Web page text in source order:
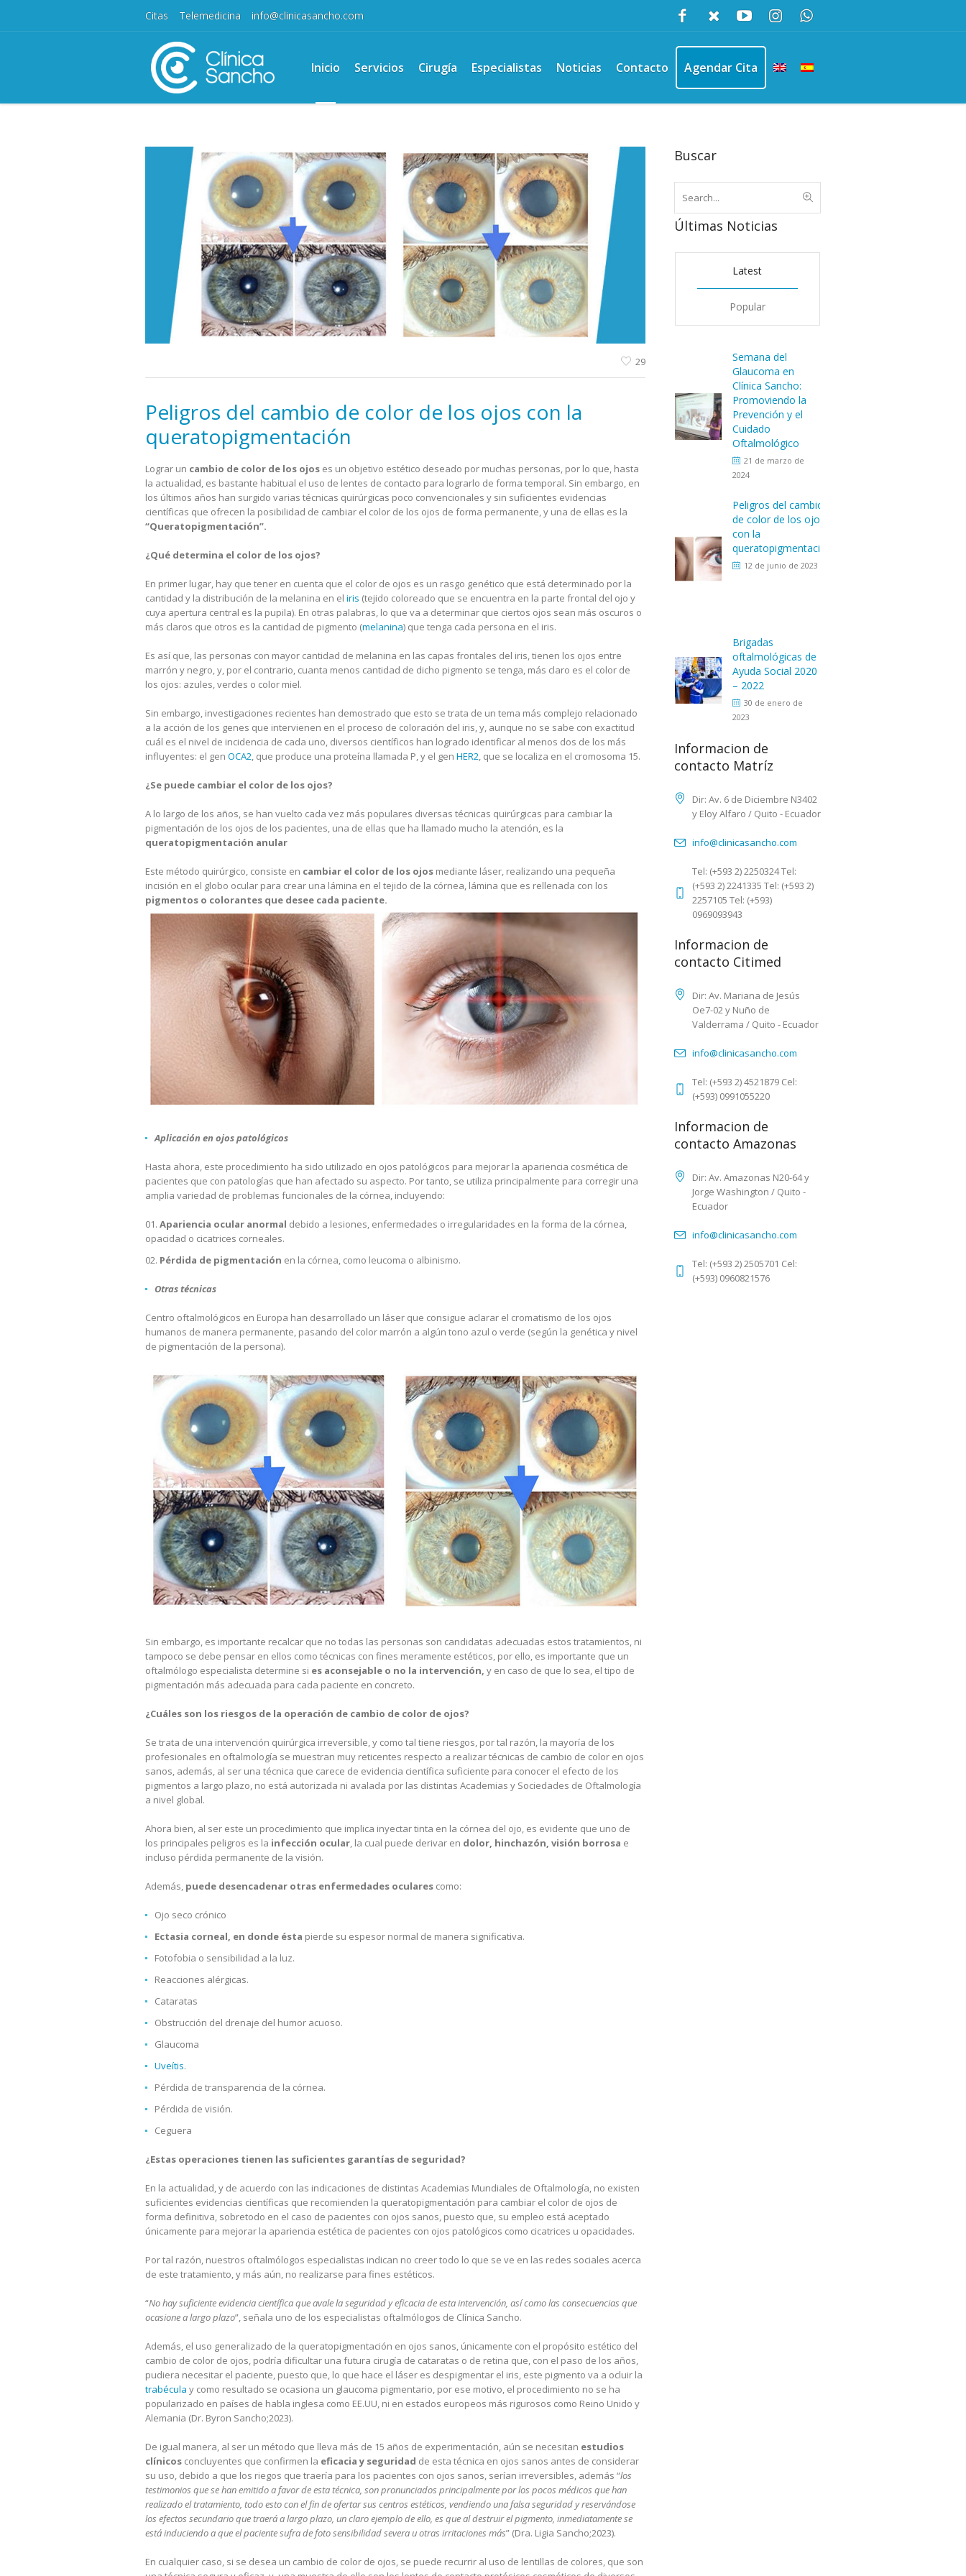
Citas Telemedicina info@clinicasancho.com
Inicio Servicios Cirugía Especialistas Noticias Contacto Agendar Cita
29
Peligros del cambio de color de los ojos con la
queratopigmentación
Lograr un cambio de color de los ojos es un objetivo estético deseado por muchas personas, por lo que, hasta
la actualidad, es bastante habitual el uso de lentes de contacto para lograrlo de forma temporal. Sin embargo, en
los últimos años han surgido varias técnicas quirúrgicas poco convencionales y sin suficientes evidencias
científicas que ofrecen la posibilidad de cambiar el color de los ojos de forma permanente, y una de ellas es la
“Queratopigmentación”.
¿Qué determina el color de los ojos?
En primer lugar, hay que tener en cuenta que el color de ojos es un rasgo genético que está determinado por la
cantidad y la distribución de la melanina en el iris (tejido coloreado que se encuentra en la parte frontal del ojo y
cuya apertura central es la pupila). En otras palabras, lo que va a determinar que ciertos ojos sean más oscuros o
más claros que otros es la cantidad de pigmento (melanina) que tenga cada persona en el iris.
Es así que, las personas con mayor cantidad de melanina en las capas frontales del iris, tienen los ojos entre
marrón y negro, y, por el contrario, cuanta menos cantidad de dicho pigmento se tenga, más claro es el color de
los ojos: azules, verdes o color miel.
Sin embargo, investigaciones recientes han demostrado que esto se trata de un tema más complejo relacionado
a la acción de los genes que intervienen en el proceso de coloración del iris, y, aunque no se sabe con exactitud
cuál es el nivel de incidencia de cada uno, diversos científicos han logrado identificar al menos dos de los más
influyentes: el gen OCA2, que produce una proteína llamada P, y el gen HER2, que se localiza en el cromosoma 15.
¿Se puede cambiar el color de los ojos?
A lo largo de los años, se han vuelto cada vez más populares diversas técnicas quirúrgicas para cambiar la
pigmentación de los ojos de los pacientes, una de ellas que ha llamado mucho la atención, es la
queratopigmentación anular
Este método quirúrgico, consiste en cambiar el color de los ojos mediante láser, realizando una pequeña
incisión en el globo ocular para crear una lámina en el tejido de la córnea, lámina que es rellenada con los
pigmentos o colorantes que desee cada paciente.
Aplicación en ojos patológicos
Hasta ahora, este procedimiento ha sido utilizado en ojos patológicos para mejorar la apariencia cosmética de
pacientes que con patologías que han afectado su aspecto. Por tanto, se utiliza principalmente para corregir una
amplia variedad de problemas funcionales de la córnea, incluyendo:
Apariencia ocular anormal debido a lesiones, enfermedades o irregularidades en la forma de la córnea,
opacidad o cicatrices corneales.
Pérdida de pigmentación en la córnea, como leucoma o albinismo.
Otras técnicas
Centro oftalmológicos en Europa han desarrollado un láser que consigue aclarar el cromatismo de los ojos
humanos de manera permanente, pasando del color marrón a algún tono azul o verde (según la genética y nivel
de pigmentación de la persona).
Sin embargo, es importante recalcar que no todas las personas son candidatas adecuadas estos tratamientos, ni
tampoco se debe pensar en ellos como técnicas con fines meramente estéticos, por ello, es importante que un
oftalmólogo especialista determine si es aconsejable o no la intervención, y en caso de que lo sea, el tipo de
pigmentación más adecuada para cada paciente en concreto.
¿Cuáles son los riesgos de la operación de cambio de color de ojos?
Se trata de una intervención quirúrgica irreversible, y como tal tiene riesgos, por tal razón, la mayoría de los
profesionales en oftalmología se muestran muy reticentes respecto a realizar técnicas de cambio de color en ojos
sanos, además, al ser una técnica que carece de evidencia científica suficiente para conocer el efecto de los
pigmentos a largo plazo, no está autorizada ni avalada por las distintas Academias y Sociedades de Oftalmología
a nivel global.
Ahora bien, al ser este un procedimiento que implica inyectar tinta en la córnea del ojo, es evidente que uno de
los principales peligros es la infección ocular, la cual puede derivar en dolor, hinchazón, visión borrosa e
incluso pérdida permanente de la visión.
Además, puede desencadenar otras enfermedades oculares como:
Ojo seco crónico
Ectasia corneal, en donde ésta pierde su espesor normal de manera significativa.
Fotofobia o sensibilidad a la luz.
Reacciones alérgicas.
Cataratas
Obstrucción del drenaje del humor acuoso.
Glaucoma
Uveítis.
Pérdida de transparencia de la córnea.
Pérdida de visión.
Ceguera
¿Estas operaciones tienen las suficientes garantías de seguridad?
En la actualidad, y de acuerdo con las indicaciones de distintas Academias Mundiales de Oftalmología, no existen
suficientes evidencias científicas que recomienden la queratopigmentación para cambiar el color de ojos de
forma definitiva, sobretodo en el caso de pacientes con ojos sanos, puesto que, su empleo está aceptado
únicamente para mejorar la apariencia estética de pacientes con ojos patológicos como cicatrices u opacidades.
Por tal razón, nuestros oftalmólogos especialistas indican no creer todo lo que se ve en las redes sociales acerca
de este tratamiento, y más aún, no realizarse para fines estéticos.
“No hay suficiente evidencia científica que avale la seguridad y eficacia de esta intervención, así como las consecuencias que
ocasione a largo plazo”, señala uno de los especialistas oftalmólogos de Clínica Sancho.
Además, el uso generalizado de la queratopigmentación en ojos sanos, únicamente con el propósito estético del
cambio de color de ojos, podría dificultar una futura cirugía de cataratas o de retina que, con el paso de los años,
pudiera necesitar el paciente, puesto que, lo que hace el láser es despigmentar el iris, este pigmento va a ocluir la
trabécula y como resultado se ocasiona un glaucoma pigmentario, por ese motivo, el procedimiento no se ha
popularizado en países de habla inglesa como EE.UU, ni en estados europeos más rigurosos como Reino Unido y
Alemania (Dr. Byron Sancho;2023).
De igual manera, al ser un método que lleva más de 15 años de experimentación, aún se necesitan estudios
clínicos concluyentes que confirmen la eficacia y seguridad de esta técnica en ojos sanos antes de considerar
su uso, debido a que los riegos que traería para los pacientes con ojos sanos, serían irreversibles, además “los
testimonios que se han emitido a favor de esta técnica, son pronunciados principalmente por los pocos médicos que han
realizado el tratamiento, todo esto con el fin de ofertar sus centros estéticos, vendiendo una falsa seguridad y reservándose
los efectos secundario que traerá a largo plazo, un claro ejemplo de ello, es que al destruir el pigmento, inmediatamente se
está induciendo a que el paciente sufra de foto sensibilidad severa u otras irritaciones más” (Dra. Ligia Sancho;2023).
En cualquier caso, si se desea un cambio de color de ojos, se puede recurrir al uso de lentillas de colores, que son
Buscar
Últimas Noticias
Latest
Popular
Semana del
Glaucoma en
Clínica Sancho:
Promoviendo la
Prevención y el
Cuidado
Oftalmológico
21 de marzo de
2024
Peligros del cambio
de color de los ojos
con la
queratopigmentación
12 de junio de 2023
Brigadas
oftalmológicas de
Ayuda Social 2020
– 2022
30 de enero de
2023
Informacion de
contacto Matríz
Dir: Av. 6 de Diciembre N3402
y Eloy Alfaro / Quito - Ecuador
info@clinicasancho.com
Tel: (+593 2) 2250324 Tel:
(+593 2) 2241335 Tel: (+593 2)
2257105 Tel: (+593)
0969093943
Informacion de
contacto Citimed
Dir: Av. Mariana de Jesús
Oe7-02 y Nuño de
Valderrama / Quito - Ecuador
info@clinicasancho.com
Tel: (+593 2) 4521879 Cel:
(+593) 0991055220
Informacion de
contacto Amazonas
Dir: Av. Amazonas N20-64 y
Jorge Washington / Quito -
Ecuador
info@clinicasancho.com
Tel: (+593 2) 2505701 Cel:
(+593) 0960821576